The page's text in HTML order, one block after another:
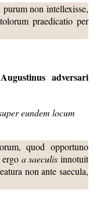
non intellexisse,
praedicatio per
adversari
eundem locum
quod opportuno
a saeculisinnotuit
non ante saecula,